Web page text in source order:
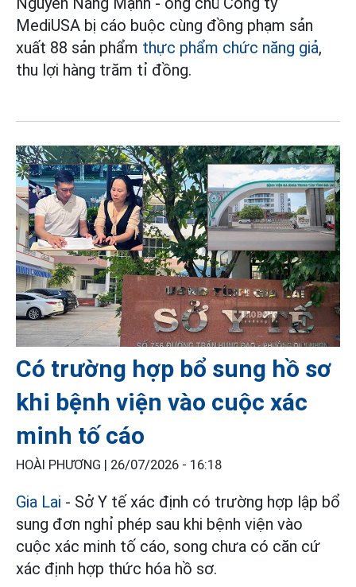
MediUSA bị cáo buộc cùng đồng phạm sản
xuất 88 sản phẩm thực phẩm chức năng giả,
thu lợi hàng trăm tỉ đồng.
Có trường hợp bổ sung hồ sơ
khi bệnh viện vào cuộc xác
minh tố cáo
HOÀI PHƯƠNG | 26/07/2026 - 16:18
Gia Lai - Sở Y tế xác định có trường hợp lập bổ
sung đơn nghỉ phép sau khi bệnh viện vào
cuộc xác minh tố cáo, song chưa có căn cứ
xác định hợp thức hóa hồ sơ.